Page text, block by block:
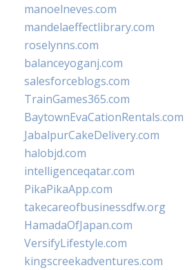
manoelneves.com
mandelaeffectlibrary.com
roselynns.com
balanceyoganj.com
salesforceblogs.com
TrainGames365.com
BaytownEvaCationRentals.com
JabalpurCakeDelivery.com
halobjd.com
intelligenceqatar.com
PikaPikaApp.com
takecareofbusinessdfw.org
HamadaOfJapan.com
VersifyLifestyle.com
kingscreekadventures.com